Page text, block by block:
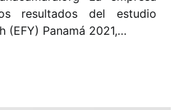
resultados del estudio
(EFY) Panamá 2021,…